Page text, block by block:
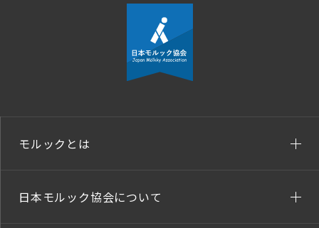
モルックとは
日本モルック協会について